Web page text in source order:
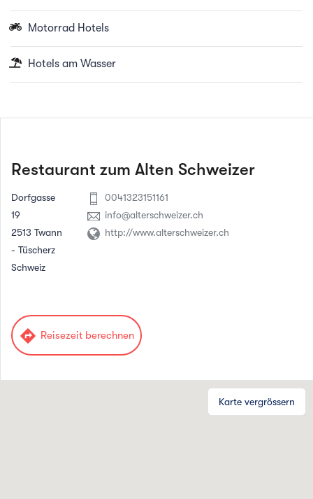
Motorrad Hotels
Hotels am Wasser
Restaurant zum Alten Schweizer
Dorfgasse
19
2513 Twann
- Tüscherz
Schweiz
0041323151161
info@alterschweizer.ch
http://www.alterschweizer.ch
directions Reisezeit berechnen
Karte vergrössern